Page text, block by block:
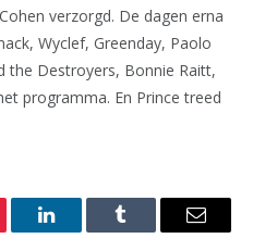
verzorgd. De dagen erna
Wyclef, Greenday, Paolo
the Destroyers, Bonnie Raitt,
programma. En Prince treed
LinkedInTumblr Email